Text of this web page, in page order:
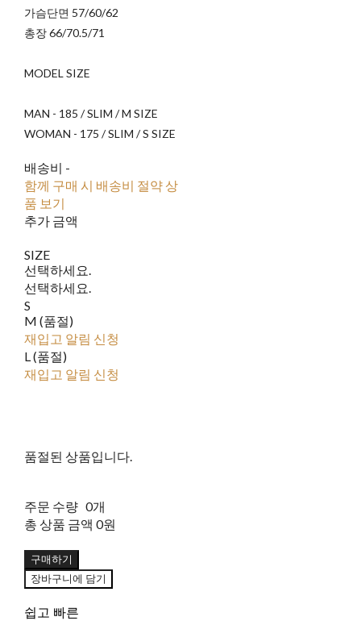
가슴단면 57/60/62
총장 66/70.5/71
MODEL SIZE
MAN - 185 / SLIM / M SIZE
WOMAN - 175 / SLIM / S SIZE
배송비 -
함께 구매 시 배송비 절약 상
품 보기
추가 금액
SIZE
선택하세요.
선택하세요.
S
M (품절)
재입고 알림 신청
L (품절)
재입고 알림 신청
품절된 상품입니다.
주문 수량 0개
총 상품 금액 0원
구매하기
장바구니에 담기
쉽고 빠른